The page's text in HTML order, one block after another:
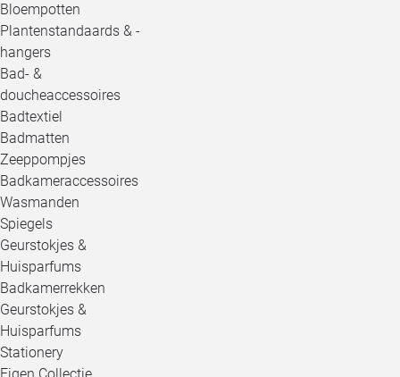
Bloempotten
Plantenstandaards & -
hangers
Bad- &
doucheaccessoires
Badtextiel
Badmatten
Zeeppompjes
Badkameraccessoires
Wasmanden
Spiegels
Geurstokjes &
Huisparfums
Badkamerrekken
Geurstokjes &
Huisparfums
Stationery